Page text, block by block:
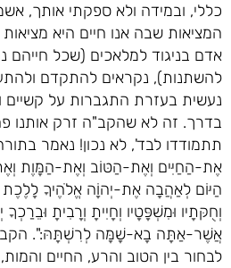
כללי, ובמידה ולא ספקתי אותך,
המציאות שבה אנו חיים היא
אדם בניגוד למלאכים (שכל חייהם
להשתנות), נקראים להתקדם
נעשית בעזרת התגברות על קשיים
בדרך. זה לא שהקב"ה זרק אותנו
תתמודדו לבד', לא נכון! נאמר
אֶת-הַחַיִּים וְאֶת-הַטּוֹב וְאֶת-הַמָּוֶת
הַיּוֹם לְאַהֲבָה אֶת-יְהוָֹה אֱלֹהֶיךָ לָלֶכֶת
וְחֻקּתָיו וּמִשְׁפָּטָיו וְחָיִיתָ וְרָבִיתָ
אֲשֶׁר-אַתָּה בָא-שָׁמָּה לְרִשְׁתָּהּ:".
לבחור בין הטוב והרע, החיים